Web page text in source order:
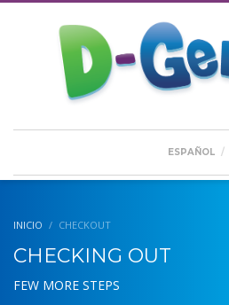
ESPAÑOL
INICIO CHECKOUT
CHECKING OUT
FEW MORE STEPS